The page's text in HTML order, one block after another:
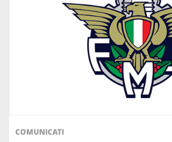
COMUNICATI